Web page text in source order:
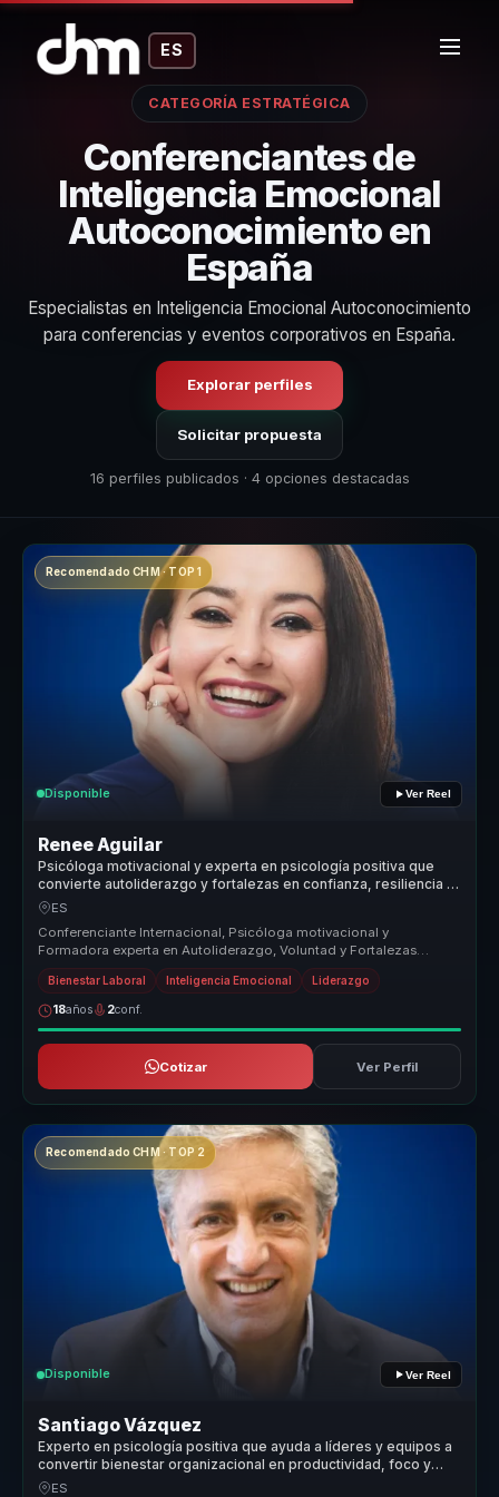
ES
CATEGORÍA ESTRATÉGICA
Conferenciantes de
Inteligencia Emocional
Autoconocimiento en
España
Especialistas en Inteligencia Emocional Autoconocimiento
para conferencias y eventos corporativos en España.
Explorar perfiles
Solicitar propuesta
16 perfiles publicados · 4 opciones destacadas
Recomendado CHM · TOP 1
Disponible Ver Reel
Renee Aguilar
Psicóloga motivacional y experta en psicología positiva que
convierte autoliderazgo y fortalezas en confianza, resiliencia y
logro para equipos.
ES
Conferenciante Internacional, Psicóloga motivacional y
Formadora experta en Autoliderazgo, Voluntad y Fortalezas
personales para el logro...
Bienestar Laboral Inteligencia Emocional Liderazgo
18años 2conf.
Cotizar Ver Perfil
Recomendado CHM · TOP 2
Disponible Ver Reel
Santiago Vázquez
Experto en psicología positiva que ayuda a líderes y equipos a
convertir bienestar organizacional en productividad, foco y
cultura saludable.
ES